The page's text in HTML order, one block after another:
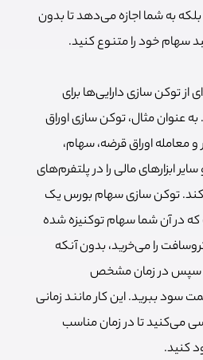
به شما اجازه می‌دهد تا بدون
سهام خود را متنوع کنید.
از توکن سازی دارایی‌ها برای
عنوان مثال، توکن سازی اوراق
معامله اوراق قرضه، سهام،
ابزارهای مالی را در پلتفرم‌های
کند. توکن سازی سهام بورس یک
که در آن شما سهام توکنیزه شده
را می‌خرید، بدون آنکه
سپس در زمان مشخص
سود ببرید. این کار مانند زمانی
می‌کنید تا در زمان مناسب
کنید.